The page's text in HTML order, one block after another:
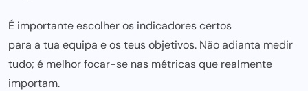
É importante escolher os indicadores certos
para a tua equipa e os teus objetivos. Não adianta medir
tudo; é melhor focar-se nas métricas que realmente
importam.